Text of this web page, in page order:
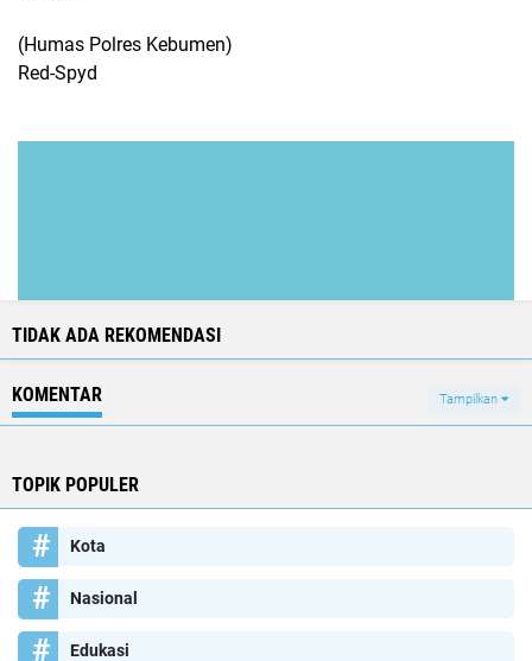
(Humas Polres Kebumen)
Red-Spyd
TIDAK ADA REKOMENDASI
KOMENTAR Tampilkan
TOPIK POPULER
Kota
Nasional
Edukasi